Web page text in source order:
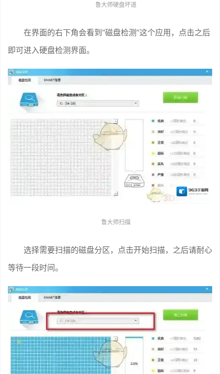
鲁大师硬盘坏道
在界面的右下角会看到“磁盘检测”这个应用，点击之后
即可进入硬盘检测界面。
鲁大师扫描
选择需要扫描的磁盘分区，点击开始扫描，之后请耐心
等待一段时间。